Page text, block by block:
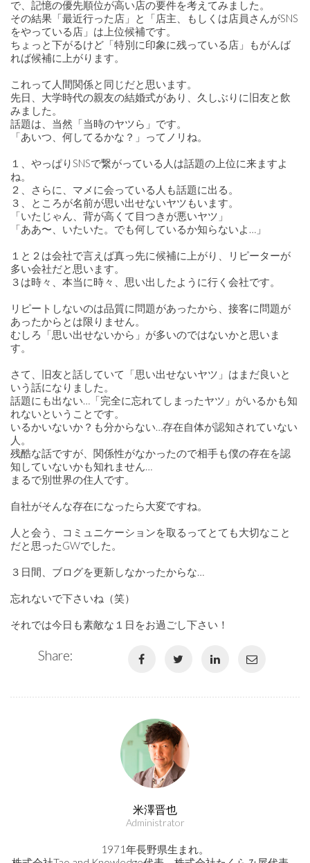
で、記憶の優先順位が高い店の要件を考えてみました。
その結果「最近行った店」と「店主、もしくは店員さんがSNS
をやっている店」は上位候補です。
ちょっと下がるけど「特別に印象に残っている店」もがんば
れば候補に上がります。
これって人間関係と同じだと思います。
先日、大学時代の親友の結婚式があり、久しぶりに旧友と飲
みました。
話題は、当然「当時のヤツら」です。
「あいつ、何してるかな？」ってノリね。
１、やっぱりSNSで繋がっている人は話題の上位に来ますよ
ね。
２、さらに、マメに会っている人も話題に出る。
３、ところが名前が思い出せないヤツもいます。
「いたじゃん、背が高くて目つきが悪いヤツ」
「ああ〜、いたいた。でも何しているか知らないよ…」
１と２は会社で言えば真っ先に候補に上がり、リピーターが
多い会社だと思います。
３は時々、本当に時々、思い出したように行く会社です。
リピートしないのは品質に問題があったから、接客に問題が
あったからとは限りません。
むしろ「思い出せないから」が多いのではないかと思いま
す。
さて、旧友と話していて「思い出せないヤツ」はまだ良いと
いう話になりました。
話題にも出ない…「完全に忘れてしまったヤツ」がいるかも知
れないということです。
いるかいないか？も分からない…存在自体が認知されていない
人。
残酷な話ですが、関係性がなかったので相手も僕の存在を認
知していないかも知れません…
まるで別世界の住人です。
自社がそんな存在になったら大変ですね。
人と会う、コミュニケーションを取るってとても大切なこと
だと思ったGWでした。
３日間、ブログを更新しなかったからな…
忘れないで下さいね（笑）
それでは今日も素敵な１日をお過ごし下さい！
Share:
米澤晋也
Administrator
1971年長野県生まれ。